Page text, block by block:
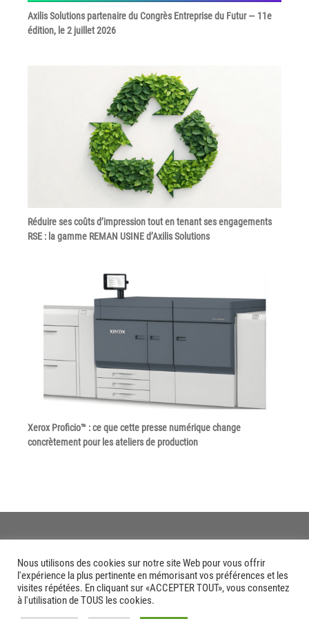
Grand Lyon
Villefranche Beaujolais
Vallée du Rhône
Notre offre grands comptes
Nos clients témoignent
Rejoignez-nous
Tel : 04 37 64 64 02
XEROX I Concessionnaire Agrée
Newsletter
Plan du site
Axilis Solutions partenaire du Congrès Entreprise du Futur — 11e
édition, le 2 juillet 2026
Réduire ses coûts d’impression tout en tenant ses engagements
RSE : la gamme REMAN USINE d’Axilis Solutions
Xerox Proficio™ : ce que cette presse numérique change
concrètement pour les ateliers de production
Nous utilisons des cookies sur notre site Web pour vous offrir
l'expérience la plus pertinente en mémorisant vos préférences et les
visites répétées. En cliquant sur «ACCEPTER TOUT», vous consentez
à l'utilisation de TOUS les cookies.